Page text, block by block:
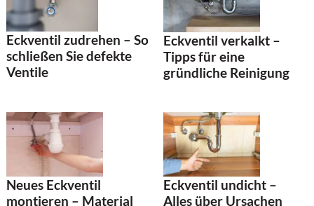
Eckventil zudrehen – So
schließen Sie defekte
Ventile
Eckventil verkalkt –
Tipps für eine
gründliche Reinigung
Neues Eckventil
montieren – Material
Eckventil undicht –
Alles über Ursachen